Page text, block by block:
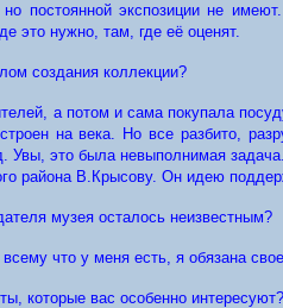
постоянной экспозиции не
это нужно, там, где её оценят.
создания коллекции?
а потом и сама покупала
на века. Но все разбито,
это была невыполнимая
района В.Крысову. Он идею
музея осталось неизвестным?
что у меня есть, я обязана
которые вас особенно